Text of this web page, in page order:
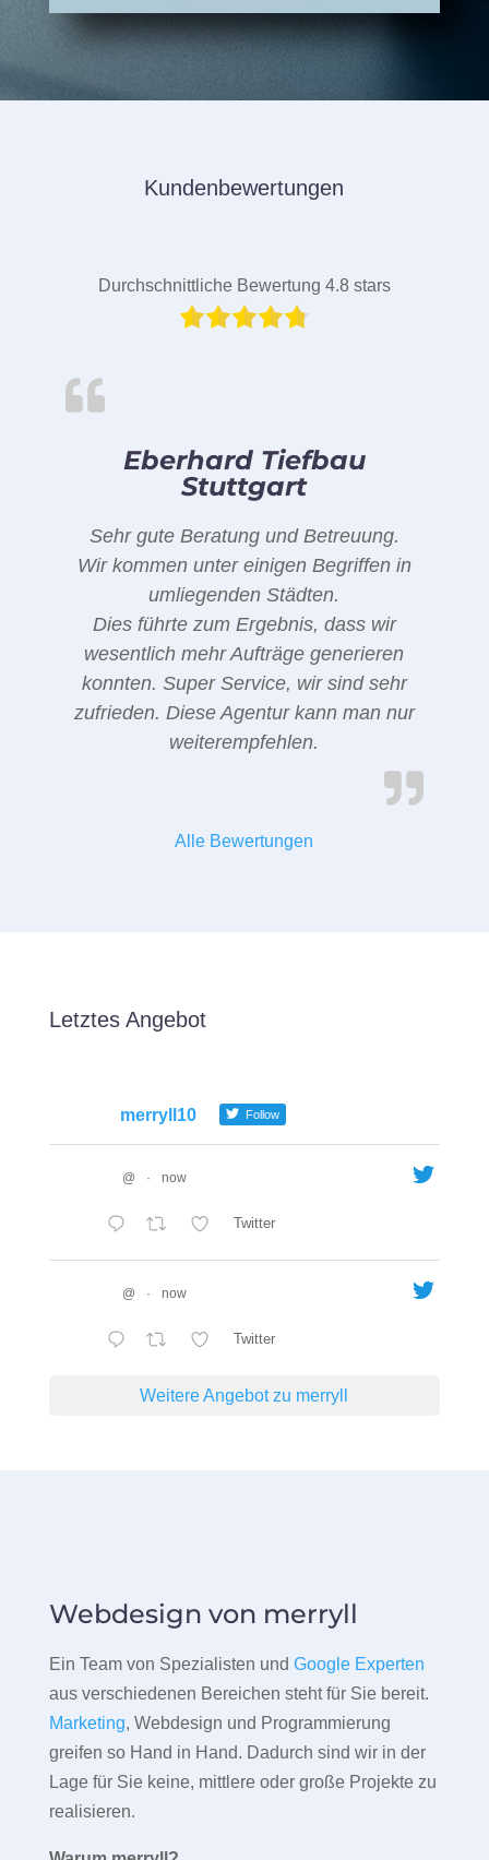
Kundenbewertungen
Durchschnittliche Bewertung 4.8 stars
Eberhard Tiefbau
Stuttgart
Sehr gute Beratung und Betreuung.
Wir kommen unter einigen Begriffen in
umliegenden Städten.
Dies führte zum Ergebnis, dass wir
wesentlich mehr Aufträge generieren
konnten. Super Service, wir sind sehr
zufrieden. Diese Agentur kann man nur
weiterempfehlen.
Alle Bewertungen
Letztes Angebot
merryll10 Follow
@ · now
Twitter
@ · now
Twitter
Weitere Angebot zu merryll
Webdesign von merryll
Ein Team von Spezialisten und Google Experten
aus verschiedenen Bereichen steht für Sie bereit.
Marketing, Webdesign und Programmierung
greifen so Hand in Hand. Dadurch sind wir in der
Lage für Sie keine, mittlere oder große Projekte zu
realisieren.